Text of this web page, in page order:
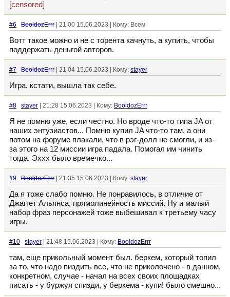
[censored]
#6 BooldozErrr | 21:00 15.06.2023 | Кому: Всем
Вотт такое можно и не с торента качнуть, а купить, чтобы
поддержать деньгой авторов.
#7 BooldozErrr | 21:04 15.06.2023 | Кому: stayer
Игра, кстати, вышла так себе.
#8 stayer | 21:28 15.06.2023 | Кому: BooldozErrr
Я не помню уже, если честно. Но вроде что-то типа JA от
наших энтузиастов... Помню купил JA что-то там, а они
потом на форуме плакали, что в рэг-долл не смогли, и из-
за этого на 12 миссии игра падала. Помогал им чинить
тогда. Эххх было времечко...
#9 BooldozErrr | 21:35 15.06.2023 | Кому: stayer
Да я тоже слабо помню. Не понравилось, в отличие от
Джаггет Альянса, прямолинейность миссий. Ну и малый
набор фраз персонажей тоже выбешивал к третьему часу
игры.
#10 stayer | 21:48 15.06.2023 | Кому: BooldozErrr
там, еще прикольный момент был. беркем, который топил
за то, что надо пиздить все, что не приколочено - в данном,
конкретном, случае - начал на всех своих площадках
писать - у буржуя спизди, у беркема - купи! было смешно...